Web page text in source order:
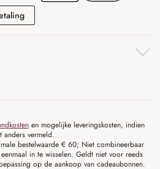
Vooruitbetaling
en mogelijke leveringskosten, indien
anders vermeld.
bestelwaarde € 60; Niet combineerbaar
in te wisselen. Geldt niet voor reeds
op de aankoop van cadeaubonnen.